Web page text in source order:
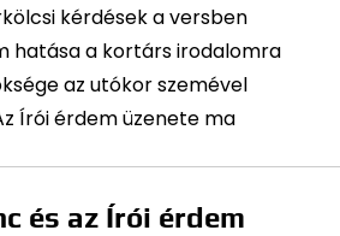
kérdések a versben
hatása a kortárs irodalomra
az utókor szemével
Írói érdem üzenete ma
és az Írói érdem